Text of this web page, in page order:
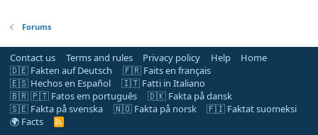
Forums
Contact us Terms and rules Privacy policy Help
Home
🇩🇪 Fakten auf Deutsch
🇫🇷 Faits en français
🇪🇸 Hechos en Español
🇮🇹 Fatti in Italiano
🇧🇷 🇵🇹 Fatos em português
🇩🇰 Fakta på dansk
🇸🇪 Fakta på svenska
🇳🇴 Fakta på norsk
🇫🇮 Faktat suomeksi
🌍 Facts
R